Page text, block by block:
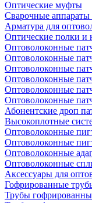
Оптические муфты
Сварочные аппараты
Арматура для
Оптические полки и
Оптоволоконные
Оптоволоконные
Оптоволоконные
Оптоволоконные
Оптоволоконные
Оптоволоконные
Абонентские дроп
Высокоплотные
Оптоволоконные
Оптоволоконные
Оптоволоконные
Оптоволоконные
Аксессуары для
Гофрированные
Трубы